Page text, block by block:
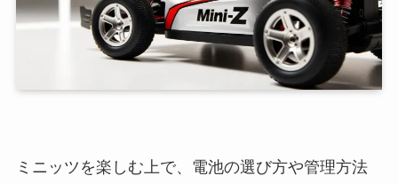
ミニッツを楽しむ上で、電池の選び方や管理方法